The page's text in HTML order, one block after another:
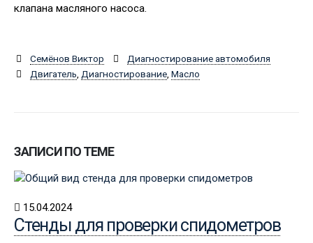
клапана масляного насоса.
Семёнов Виктор
Диагностирование автомобиля
Двигатель Диагностирование, Масло
ЗАПИСИ ПО ТЕМЕ
15.04.2024
Стенды для проверки спидометров